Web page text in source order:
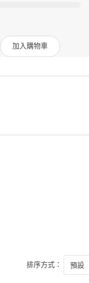
加入購物車
排序方式：